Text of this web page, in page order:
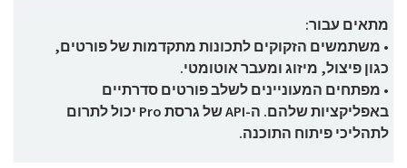
מתאים עבור:
• משתמשים הזקוקים לתכונות מתקדמות של פורטים,
כגון פיצול, מיזוג ומעבר אוטומטי.
• מפתחים המעוניינים לשלב פורטים סדרתיים
באפליקציות שלהם. ה-API של גרסת Pro יכול לתרום
לתהליכי פיתוח התוכנה.